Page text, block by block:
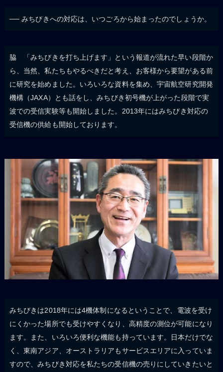
── みちびきへの対応は、いつごろから始まったのでしょうか。
脇 「みちびきを打ち上げます」という報道が流れた早い段階か
ら、当然、私たちもやるべきだと考え、お客様から要望がある前
に研究を始めました。いろいろな資料を集め、宇宙航空研究開発
機構（JAXA）とも話をし、みちびき初号機が上がった段階で実
波での受信実験等も開始しました。2013年にはみちびき対応の
受信機の供給も開始しております。
みちびきは2018年には4機体制になるということで、電波を受け
にくかった場所でも受けやすくなり、高精度の測位が可能になり
ます。また、いろいろ便利な機能も持っています。日本だけでな
く、東南アジア、オーストラリアもサービスエリアに入っていま
すので、みちびき対応を私たちの受信機の売りにしていきたいと